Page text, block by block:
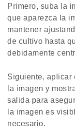
Primero, suba la
que aparezca la
mantener
de cultivo hasta
debidamente
Siguiente, aplicar
la imagen y
salida para
la imagen es
necesario.